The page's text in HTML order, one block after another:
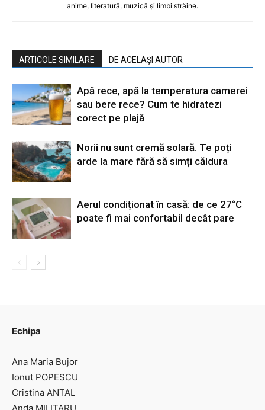
anime, literatură, muzică și limbi străine.
ARTICOLE SIMILARE DE ACELAȘI AUTOR
Apă rece, apă la temperatura camerei
sau bere rece? Cum te hidratezi
corect pe plajă
Norii nu sunt cremă solară. Te poți
arde la mare fără să simți căldura
Aerul condiționat în casă: de ce 27°C
poate fi mai confortabil decât pare
Echipa
Ana Maria Bujor
Ionut POPESCU
Cristina ANTAL